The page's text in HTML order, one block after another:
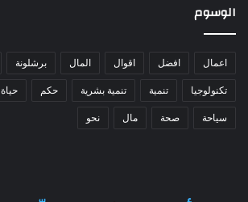
الوسوم
اعمال افضل اقوال المال برشلونة
تكنولوجيا تنمية تنمية بشرية حكم حياة
سياحة صحة مال نحو